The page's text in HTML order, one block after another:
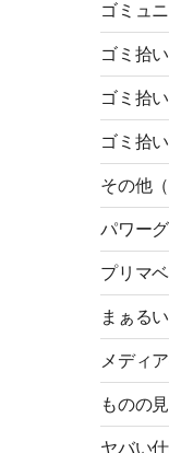
ゴミュ
ゴミ拾
ゴミ拾
ゴミ拾
その他（
パワー
プリマ
まぁる
メディ
ものの
ヤバい